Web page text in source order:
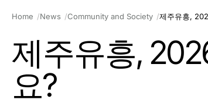
Home News Community and Society 제주유흥,
제주유흥,
요?